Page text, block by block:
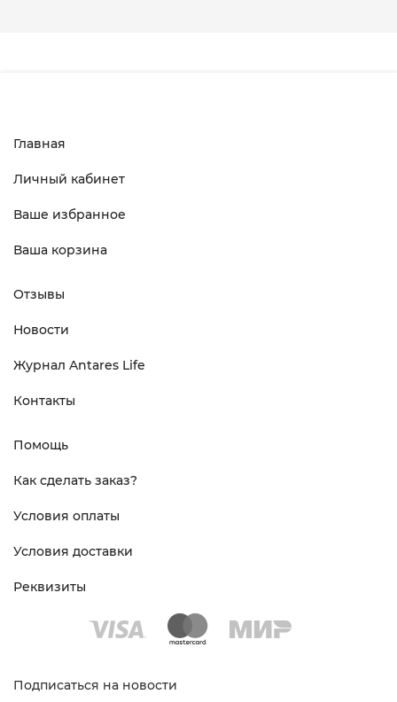
Главная
Личный кабинет
Ваше избранное
Ваша корзина
Отзывы
Новости
Журнал Antares Life
Контакты
Помощь
Как сделать заказ?
Условия оплаты
Условия доставки
Реквизиты
Подписаться на новости